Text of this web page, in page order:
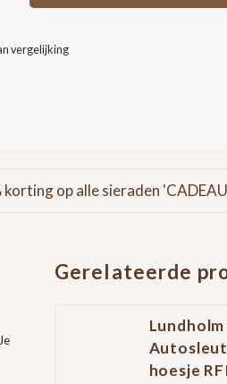
vergelijking
korting op alle sieraden
Gerelateerde
Lundholm
hoesje